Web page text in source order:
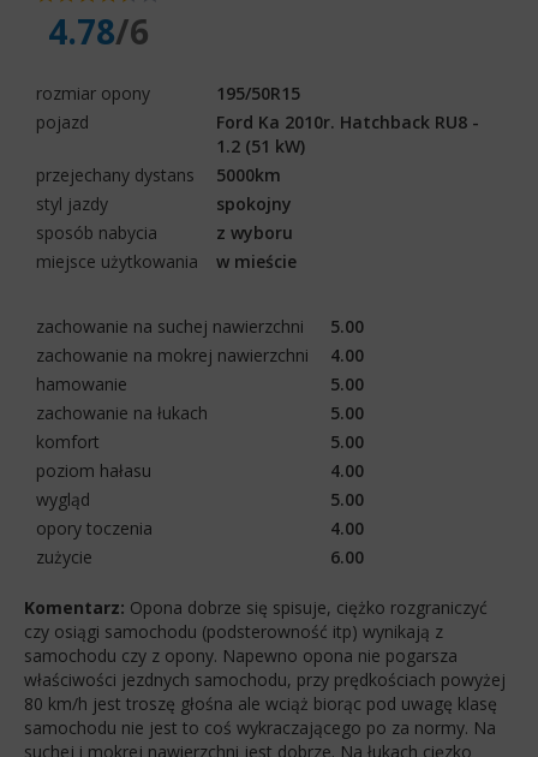
4.78/6
rozmiar opony
195/50R15
pojazd
Ford Ka 2010r. Hatchback RU8 -
1.2 (51 kW)
przejechany dystans
5000km
styl jazdy
spokojny
sposób nabycia
z wyboru
miejsce użytkowania
w mieście
zachowanie na suchej nawierzchni
5.00
zachowanie na mokrej nawierzchni
4.00
hamowanie
5.00
zachowanie na łukach
5.00
komfort
5.00
poziom hałasu
4.00
wygląd
5.00
opory toczenia
4.00
zużycie
6.00
Komentarz: Opona dobrze się spisuje, ciężko rozgraniczyć
czy osiągi samochodu (podsterowność itp) wynikają z
samochodu czy z opony. Napewno opona nie pogarsza
właściwości jezdnych samochodu, przy prędkościach powyżej
80 km/h jest troszę głośna ale wciąż biorąc pod uwagę klasę
samochodu nie jest to coś wykraczającego po za normy. Na
suchej i mokrej nawierzchni jest dobrze. Na łukach cięzko